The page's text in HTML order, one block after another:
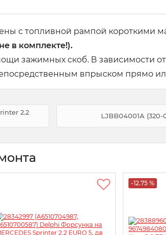
с топливной рампой короткими
в комплекте!).
зажимных скоб. В зависимости
впрыском прямо
2.2
LJBB04001A
-12.75 %